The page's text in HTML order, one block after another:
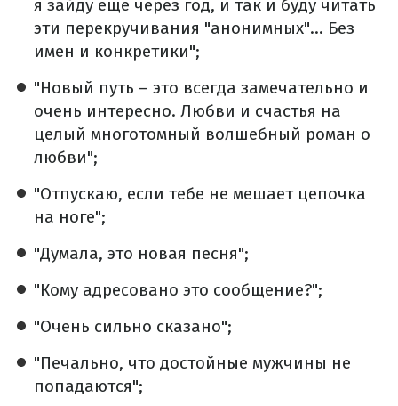
я зайду еще через год, и так и буду читать
эти перекручивания "анонимных"... Без
имен и конкретики";
"Новый путь – это всегда замечательно и
очень интересно. Любви и счастья на
целый многотомный волшебный роман о
любви";
"Отпускаю, если тебе не мешает цепочка
на ноге";
"Думала, это новая песня";
"Кому адресовано это сообщение?";
"Очень сильно сказано";
"Печально, что достойные мужчины не
попадаются";